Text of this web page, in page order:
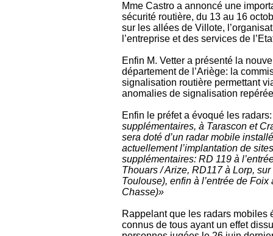
Mme Castro a annoncé une
sécurité routière, du 13 au 16
sur les allées de Villote,
l’entreprise et des services de
Enfin M. Vetter a présenté la
département de l’Ariège: la
signalisation routière permettant
anomalies de signalisation
Enfin le préfet a évoqué les
supplémentaires, à Tarascon et
sera doté d’un radar mobile
actuellement l’implantation de
supplémentaires: RD 119 à
Thouars / Arize, RD117 à Lorp,
Toulouse), enfin à l’entrée de
Chasse)»
Rappelant que les radars mobiles
connus de tous ayant un effet